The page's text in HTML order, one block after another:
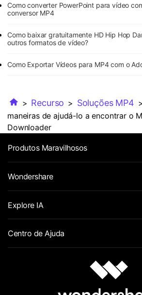
Como converter PowerPoint para vídeo
conversor MP4
Como baixar gratuitamente HD Hip Hop
outros formatos de vídeo?
Como Exportar Vídeos para MP4 com o
> Recurso > Soluções MP4
maneiras de ajudá-lo a encontrar o
Downloader
Produtos Maravilhosos
Wondershare
Explore IA
Centro de Ajuda